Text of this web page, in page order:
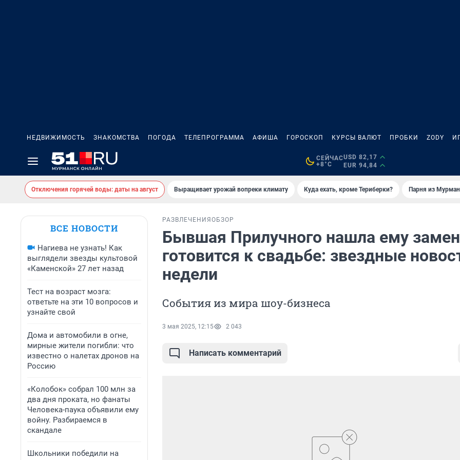
НЕДВИЖИМОСТЬ ЗНАКОМСТВА ПОГОДА ТЕЛЕПРОГРАММА АФИША ГОРОСКОП КУРСЫ ВАЛЮТ ПРОБКИ ZODY
СЕЙЧАС
+8°C
USD 82,17
EUR 94,84
Отключения горячей воды: даты на август Выращивает урожай вопреки климату Куда ехать, кроме Териберки? Парня из
ВСЕ НОВОСТИ
Нагиева не узнать! Как
выглядели звезды культовой
«Каменской» 27 лет назад
Тест на возраст мозга:
ответьте на эти 10 вопросов и
узнайте свой
Дома и автомобили в огне,
мирные жители погибли: что
известно о налетах дронов на
Россию
«Колобок» собрал 100 млн за
два дня проката, но фанаты
Человека-паука объявили ему
войну. Разбираемся в
скандале
Школьники победили на
РАЗВЛЕЧЕНИЯ ОБЗОР
Бывшая Прилучного нашла ему
готовится к свадьбе: звездные
недели
События из мира шоу-бизнеса
3 мая 2025, 12:15 2 043
Написать комментарий